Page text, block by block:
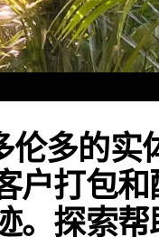
伦多的实
户打包
。探索